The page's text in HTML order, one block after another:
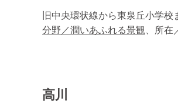
旧中央環状線から東泉丘小学
分野／潤いあふれる景観 、所
高川